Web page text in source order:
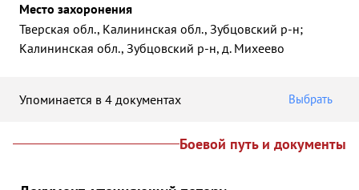
Место захоронения
Тверская обл., Калининская обл., Зубцовский р-н;
Калининская обл., Зубцовский р-н, д. Михеево
Упоминается в 4 документах Выбрать
Боевой путь и документы